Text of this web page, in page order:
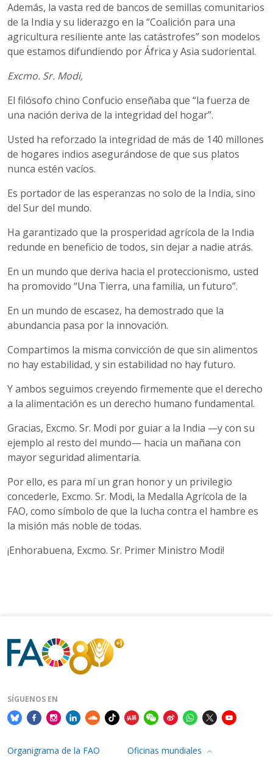
Además, la vasta red de bancos de semillas comunitarios
de la India y su liderazgo en la “Coalición para una
agricultura resiliente ante las catástrofes” son modelos
que estamos difundiendo por África y Asia sudoriental.
Excmo. Sr. Modi,
El filósofo chino Confucio enseñaba que “la fuerza de
una nación deriva de la integridad del hogar”.
Usted ha reforzado la integridad de más de 140 millones
de hogares indios asegurándose de que sus platos
nunca estén vacíos.
Es portador de las esperanzas no solo de la India, sino
del Sur del mundo.
Ha garantizado que la prosperidad agrícola de la India
redunde en beneficio de todos, sin dejar a nadie atrás.
En un mundo que deriva hacia el proteccionismo, usted
ha promovido “Una Tierra, una familia, un futuro”.
En un mundo de escasez, ha demostrado que la
abundancia pasa por la innovación.
Compartimos la misma convicción de que sin alimentos
no hay estabilidad, y sin estabilidad no hay futuro.
Y ambos seguimos creyendo firmemente que el derecho
a la alimentación es un derecho humano fundamental.
Gracias, Excmo. Sr. Modi por guiar a la India —y con su
ejemplo al resto del mundo— hacia un mañana con
mayor seguridad alimentaria.
Por ello, es para mí un gran honor y un privilegio
concederle, Excmo. Sr. Modi, la Medalla Agrícola de la
FAO, como símbolo de que la lucha contra el hambre es
la misión más noble de todas.
¡Enhorabuena, Excmo. Sr. Primer Ministro Modi!
SÍGUENOS EN
Organigrama de la FAO Oficinas mundiales